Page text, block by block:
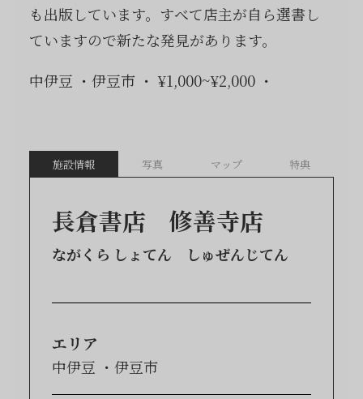
も出版しています。すべて店主が自ら選書し
ていますので新たな発見があります。
中伊豆
伊豆市 ¥1,000~¥2,000
施設情報 写真 マップ 特典
長倉書店 修善寺店
ながくら しょてん しゅぜんじてん
エリア
中伊豆 伊豆市